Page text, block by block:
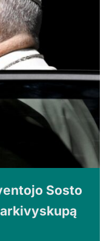
Sosto